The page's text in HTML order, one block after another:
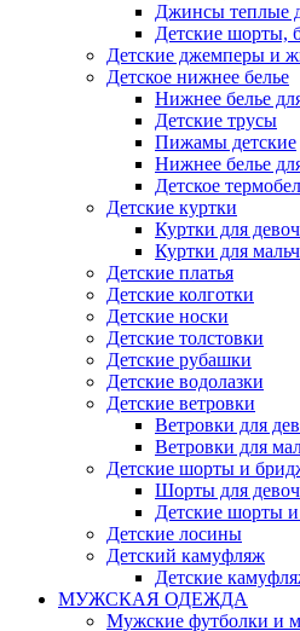
Джинсы теплые
Детские шорты,
Детские джемперы и
Детское нижнее белье
Нижнее белье
Детские трусы
Пижамы детские
Нижнее белье
Детское
Детские куртки
Куртки для
Куртки для
Детские платья
Детские колготки
Детские носки
Детские толстовки
Детские рубашки
Детские водолазки
Детские ветровки
Ветровки для
Ветровки для
Детские шорты и
Шорты для
Детские шорты
Детские лосины
Детский камуфляж
Детские
МУЖСКАЯ ОДЕЖДА
Мужские футболки и